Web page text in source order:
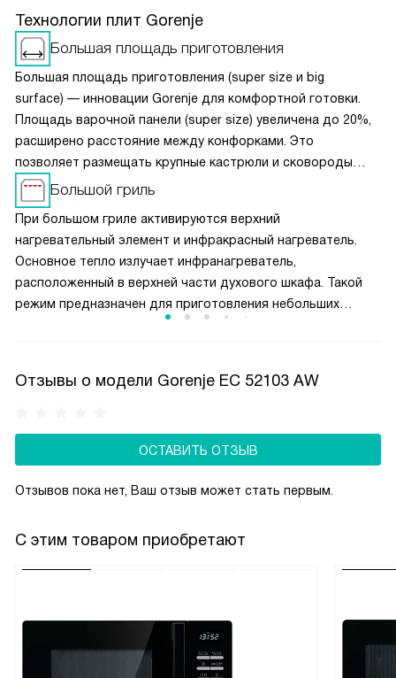
Технологии плит Gorenje
Большая площадь приготовления
Большая площадь приготовления (super size и big
surface) — инновации Gorenje для комфортной готовки.
Площадь варочной панели (super size) увеличена до 20%,
расширено расстояние между конфорками. Это
позволяет размещать крупные кастрюли и сковороды
одновременно, не мешая друг другу. Чугунные решётки
обеспечивают устойчивость посуды при перемещении.
Конструкция (super size) в духовках предлагает
увеличенную камеру и противни макси-формата. Полная
ширина духовки используется эффективно, а равномерная
циркуляция воздуха гарантирует идеальное пропекание
блюд на всех уровнях.
Большой гриль
При большом гриле активируются верхний
нагревательный элемент и инфракрасный нагреватель.
Основное тепло излучает инфранагреватель,
расположенный в верхней части духового шкафа. Такой
режим предназначен для приготовления небольших
Отзывы о модели Gorenje EC 52103 AW
ОСТАВИТЬ ОТЗЫВ
Отзывов пока нет, Ваш отзыв может стать первым.
С этим товаром приобретают